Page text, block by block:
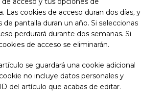
Las cookies de acceso duran dos días, y
pantalla duran un año. Si seleccionas
perdurará durante dos semanas. Si
de acceso se eliminarán.
se guardará una cookie adicional
no incluye datos personales y
del artículo que acabas de editar.